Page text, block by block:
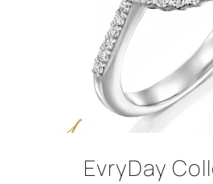
EvryDay